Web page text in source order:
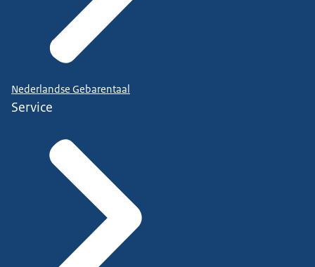
Nederlandse Gebarentaal
Service